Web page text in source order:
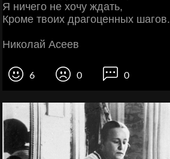
Я ничего не хочу ждать,
Кроме твоих драгоценных шагов.
Николай Асеев
6 0 0